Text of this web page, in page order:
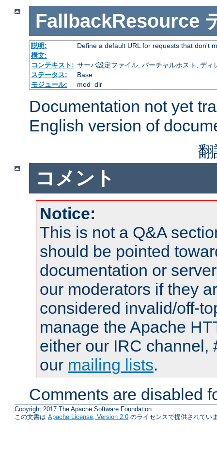
FallbackResource
説明:
Define a default URL for requests that don't
構文:
コンテキスト: サーバ設定ファイル, バーチャルホスト, ディ
ステータス:
Base
モジュール:
mod_dir
Documentation not yet
English version of
コメント
Notice:
This is not a Q&A
should be pointed
documentation or
our moderators if they
considered invalid/off-
manage the Apache
either our IRC channel,
our mailing lists.
Comments are disabled
Copyright 2017 The Apache Software Foundation.
この文書は Apache License, Version 2.0 のライセンスで提供されてい